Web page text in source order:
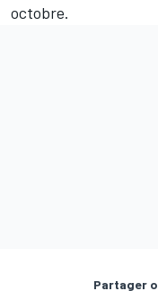
octobre.
Partager